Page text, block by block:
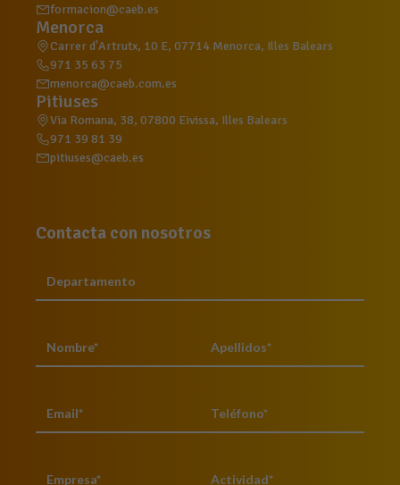
formacion@caeb.es
Menorca
Carrer d'Artrutx, 10 E, 07714 Menorca, Illes Balears
971 35 63 75
menorca@caeb.com.es
Pitiuses
Via Romana, 38, 07800 Eivissa, Illes Balears
971 39 81 39
pitiuses@caeb.es
Contacta con nosotros